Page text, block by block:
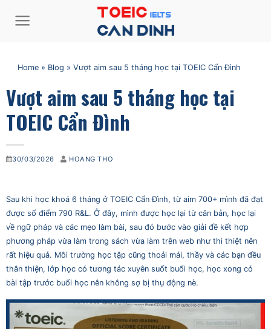
qua
Home » Blog » Vượt aim sau 5 tháng học tại TOEIC Cẩn Đình
Vượt aim sau 5 tháng học tại
TOEIC Cẩn Đình
30/03/2026 HOANG THO
Sau khi học khoá 6 tháng ở TOEIC Cẩn Đình, từ aim 700+ mình đã đạt
được số điểm 790 R&L. Ở đây, mình được học lại từ căn bản, học lại
về ngữ pháp và các mẹo làm bài, sau đó bước vào giải đề kết hợp
phương pháp vừa làm trong sách vừa làm trên web như thi thiệt nên
rất hiệu quả. Môi trường học tập cũng thoải mái, thầy và các bạn đều
thân thiện, lớp học có tương tác xuyên suốt buổi học, học xong có
bài tập trước buổi học nên không sợ bị thụ động nè.